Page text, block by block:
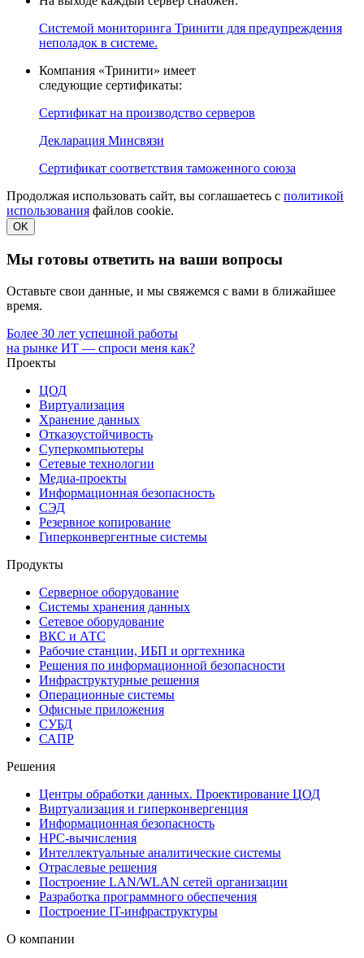
Системой мониторинга Тринити для предупреждения
неполадок в системе.
Компания «Тринити» имеет
следующие сертификаты:
Сертификат на производство серверов
Декларация Минсвязи
Сертификат соответствия таможенного союза
Продолжая использовать сайт, вы соглашаетесь с политикой
использования файлов cookie.
OK
Мы готовы ответить на ваши вопросы
Оставьте свои данные, и мы свяжемся с вами в ближайшее
время.
Более 30 лет успешной работы
на рынке ИТ — спроси меня как?
Проекты
ЦОД
Виртуализация
Хранение данных
Отказоустойчивость
Суперкомпьютеры
Сетевые технологии
Медиа-проекты
Информационная безопасность
СЭД
Резервное копирование
Гиперконвергентные системы
Продукты
Серверное оборудование
Системы хранения данных
Сетевое оборудование
ВКС и АТС
Рабочие станции, ИБП и оргтехника
Решения по информационной безопасности
Инфраструктурные решения
Операционные системы
Офисные приложения
СУБД
САПР
Решения
Центры обработки данных. Проектирование ЦОД
Виртуализация и гиперконвергенция
Информационная безопасность
HPC-вычисления
Интеллектуальные аналитические системы
Отраслевые решения
Построение LAN/WLAN сетей организации
Разработка программного обеспечения
Построение IT-инфраструктуры
О компании